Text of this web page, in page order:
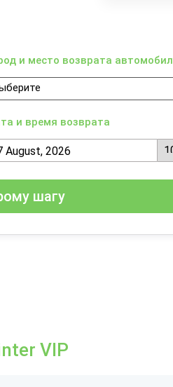
и место возврата
и время возврата
шагу
VIP